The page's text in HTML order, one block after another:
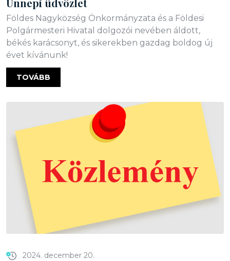
Földes Nagyközség Önkormányzata és a Földesi
Polgármesteri Hivatal dolgozói nevében áldott,
békés karácsonyt, és sikerekben gazdag boldog új
évet kívánunk!
TOVÁBB
2024. december 20.